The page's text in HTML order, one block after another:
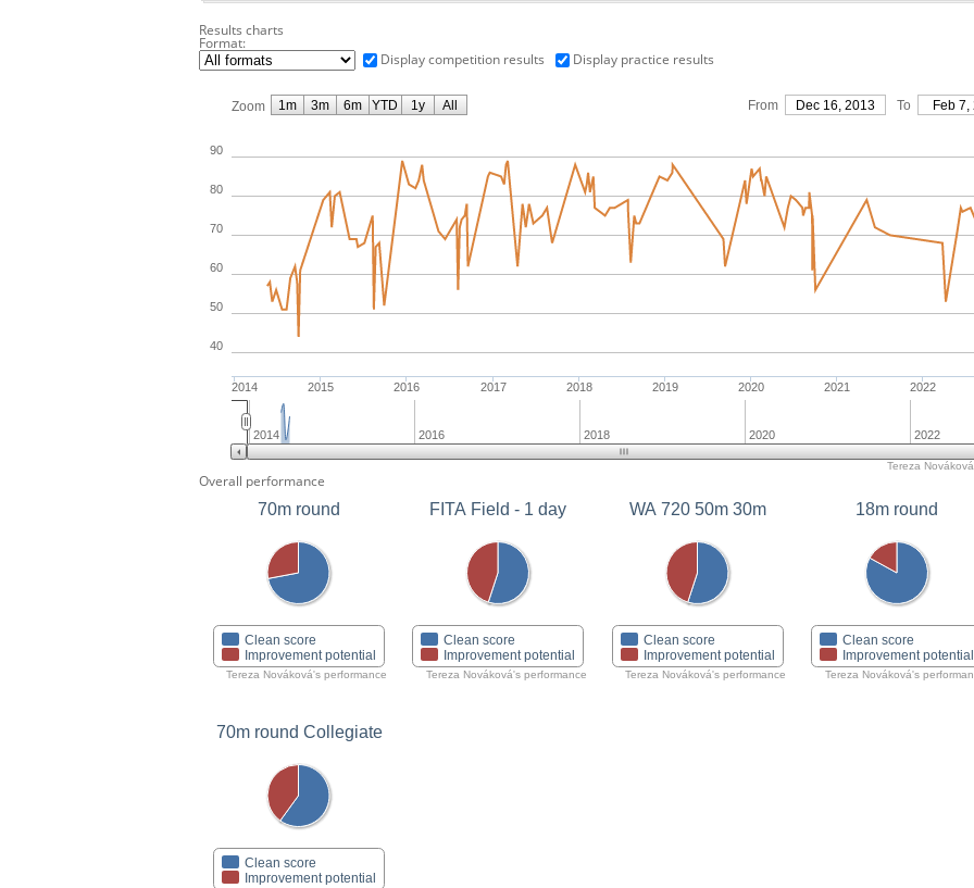
Results charts
Format:
Display competition results
Display practice results
Zoom From Dec 16, 2013 To Feb 7,
2014 2015 2016 2017 2018 2019 2020 2021 2022
40
50
60
70
80
90
2014 2016 2018 2020 2022
1m 3m 6m YTD 1y All
Tereza
Overall performance
70m round
Clean score
Improvement potential
Tereza Nováková's performance
FITA Field - 1 day
Clean score
Improvement potential
Tereza Nováková's performance
WA 720 50m 30m
Clean score
Improvement potential
Tereza Nováková's performance
18m round
Clean score
Improvement potential
Tereza Nováková's
70m round Collegiate
Clean score
Improvement potential